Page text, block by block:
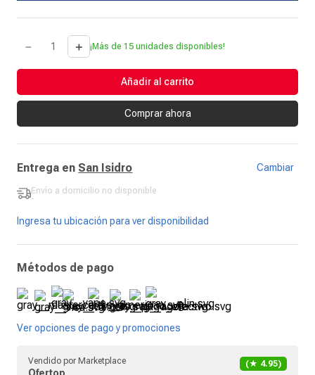
＋
－ ¡Más de 15 unidades disponibles!
Añadir al carrito
Comprar ahora
Entrega en San Isidro Cambiar
Envío a domicilio no disponible
-
Ingresa tu ubicación para ver disponibilidad
Métodos de pago
Ver opciones de pago y promociones
Vendido por Marketplace (★ 4.95)